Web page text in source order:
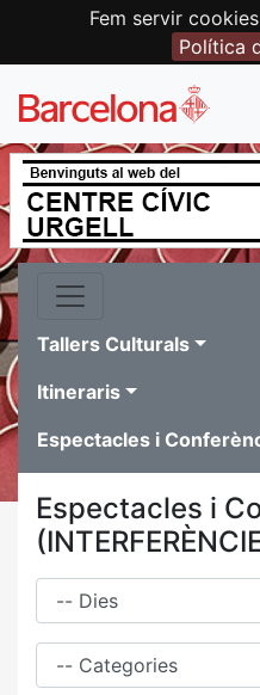
Fem servir
Política
Tallers Culturals
Itineraris
Espectacles i
Espectacles i
Dies
Família